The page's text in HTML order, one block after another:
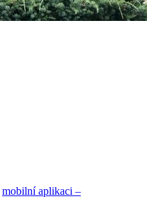
mobilní aplikaci –